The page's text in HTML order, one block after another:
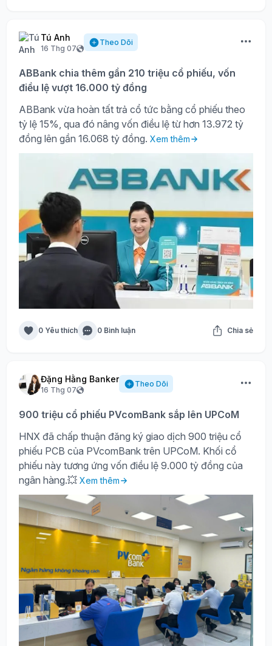
Tú Anh
16 Thg 07
Theo Dõi
ABBank chia thêm gần 210 triệu cổ phiếu, vốn
điều lệ vượt 16.000 tỷ đồng
ABBank vừa hoàn tất trả cổ tức bằng cổ phiếu theo
tỷ lệ 15%, qua đó nâng vốn điều lệ từ hơn 13.972 tỷ
đồng lên gần 16.068 tỷ đồng. Xem thêm
0 Yêu thích 0 Bình luận Chia sẻ
Đặng Hằng Banker
16 Thg 07
Theo Dõi
900 triệu cổ phiếu PVcomBank sắp lên UPCoM
HNX đã chấp thuận đăng ký giao dịch 900 triệu cổ
phiếu PCB của PVcomBank trên UPCoM. Khối cổ
phiếu này tương ứng vốn điều lệ 9.000 tỷ đồng của
ngân hàng.💥 Xem thêm